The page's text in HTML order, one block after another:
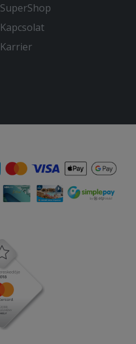
SuperShop
Kapcsolat
Karrier